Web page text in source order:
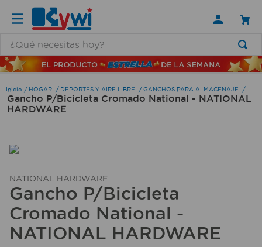
HOGAR DEPORTES Y AIRE LIBRE GANCHOS PARA ALMACENAJE
Gancho P/Bicicleta Cromado National - NATIONAL
HARDWARE
NATIONAL HARDWARE
Gancho P/Bicicleta
Cromado National -
NATIONAL HARDWARE
TÉRMINOS MÁS BUSCADOS
1 .
lamparas
2 .
ducha
4.
6.
organizador
7.
cerradura
8.
taladro